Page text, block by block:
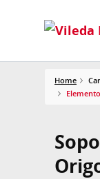
Home